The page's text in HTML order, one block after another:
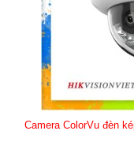
Camera ColorVu đèn